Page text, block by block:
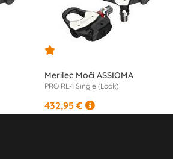
Merilec Moči ASSIOMA
PRO RL-1 Single (Look)
432,95 €
od11,42 €/mesec